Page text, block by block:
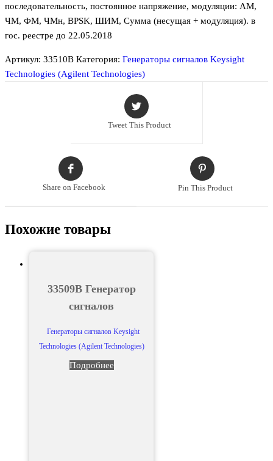
последовательность, постоянное напряжение, модуляции: АМ,
ЧМ, ФМ, ЧМн, BPSK, ШИМ, Сумма (несущая + модуляция). в
гос. реестре до 22.05.2018
Артикул: 33510B Категория: Генераторы сигналов Keysight
Technologies (Agilent Technologies)
Tweet This Product
Share on Facebook Pin This Product
Похожие товары
33509B Генератор
сигналов
Генераторы сигналов Keysight
Technologies (Agilent Technologies)
Подробнее